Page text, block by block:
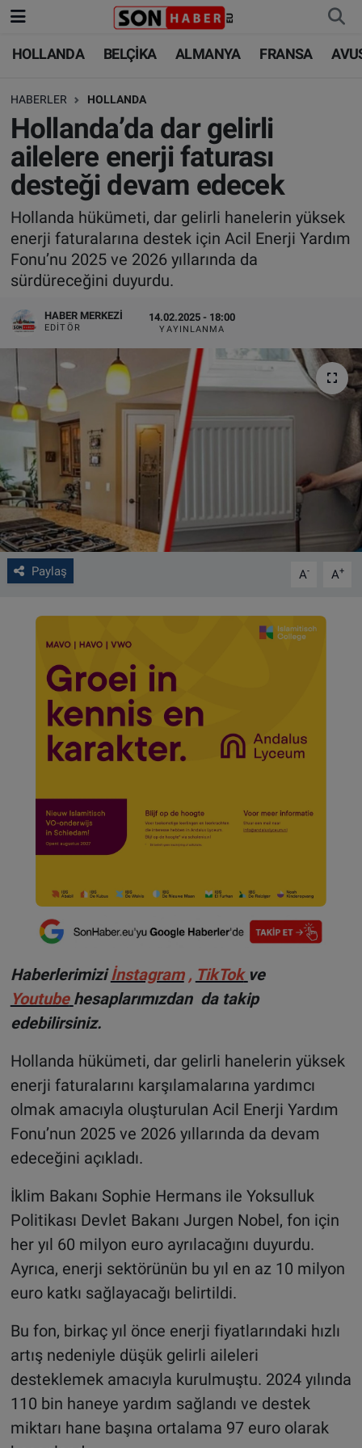
HOLLANDA BELÇİKA ALMANYA FRANSA
HABERLER HOLLANDA
Hollanda’da dar gelirli
ailelere enerji faturası
desteği devam edecek
Hollanda hükümeti, dar gelirli hanelerin yüksek
enerji faturalarına destek için Acil Enerji Yardım
Fonu’nu 2025 ve 2026 yıllarında da
sürdüreceğini duyurdu.
HABER MERKEZI
EDITÖR
14.02.2025 - 18:00
YAYINLANMA
Paylaş A- A+
Haberlerimiziİnstagram , TikTok ve
Youtube hesaplarımızdan da takip
edebilirsiniz.
Hollanda hükümeti, dar gelirli hanelerin yüksek
enerji faturalarını karşılamalarına yardımcı
olmak amacıyla oluşturulan Acil Enerji Yardım
Fonu’nun 2025 ve 2026 yıllarında da devam
edeceğini açıkladı.
İklim Bakanı Sophie Hermans ile Yoksulluk
Politikası Devlet Bakanı Jurgen Nobel, fon için
her yıl 60 milyon euro ayrılacağını duyurdu.
Ayrıca, enerji sektörünün bu yıl en az 10 milyon
euro katkı sağlayacağı belirtildi.
Bu fon, birkaç yıl önce enerji fiyatlarındaki hızlı
artış nedeniyle düşük gelirli aileleri
desteklemek amacıyla kurulmuştu. 2024 yılında
110 bin haneye yardım sağlandı ve destek
miktarı hane başına ortalama 97 euro olarak
HOLLANDA
BELÇİKA
ALMANYA
FRANSA
AVUSTURYA
SAĞLIK - YAŞAM
BİLİM-TEKNOLOJİ
HOLLANDA
BELÇİKA
ALMANYA
TÜRKİYE
DÜNYA
BİLİM-TEKNOLOJİ
SAĞLIK
FOTO GALERİ
VIDEO GALERİ
ALGEMENE VOORWAARDEN
CONTACT
Çerez Politikası
Nöbetçi Eczaneler
Hava Durumu
Trafik Durumu
Süper Lig Puan Durumu ve Fikstür
Tüm Manşetler
Son Dakika Haberleri
Haber Arşivi